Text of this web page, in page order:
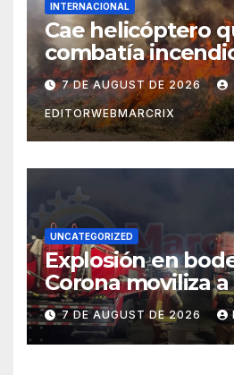
INTERNACIONAL
Cae helicóptero
combatía
en Utah
7 DE AUGUST DE 2026
EDITORWEBMARCRIX
UNCATEGORIZED
Explosión en
Corona moviliza
emergencia en
7 DE AUGUST DE 2026